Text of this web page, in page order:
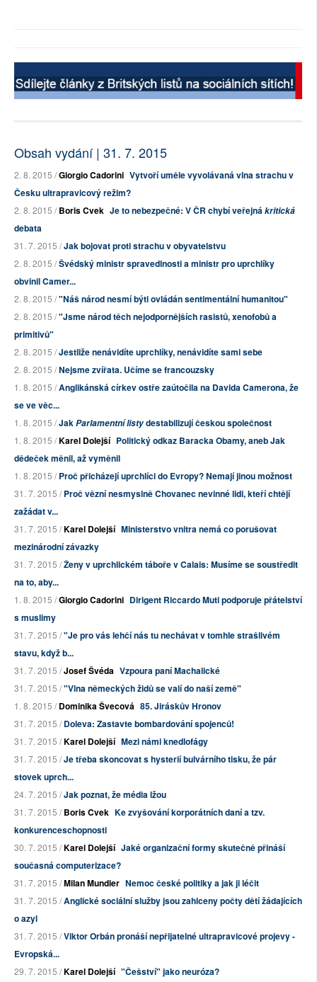
Obsah vydání | 31. 7. 2015
2. 8. 2015 /Giorgio Cadorini Vytvoří uměle vyvolávaná vlna strachu v
Česku ultrapravicový režim?
2. 8. 2015 /Boris Cvek Je to nebezpečné: V ČR chybí veřejnákritická
debata
31. 7. 2015 /Jak bojovat proti strachu v obyvatelstvu
2. 8. 2015 /Švédský ministr spravedlnosti a ministr pro uprchlíky
obvinil Camer...
2. 8. 2015 /"Náš národ nesmí býti ovládán sentimentální humanitou"
2. 8. 2015 /"Jsme národ těch nejodpornějších rasistů, xenofobů a
primitivů"
2. 8. 2015 /Jestliže nenávidíte uprchlíky, nenávidíte sami sebe
2. 8. 2015 /Nejsme zvířata. Učíme se francouzsky
1. 8. 2015 /Anglikánská církev ostře zaútočila na Davida Camerona, že
se ve věc...
1. 8. 2015 /JakParlamentní listydestabilizují českou společnost
1. 8. 2015 /Karel Dolejší Politický odkaz Baracka Obamy, aneb Jak
dědeček měnil, až vyměnil
1. 8. 2015 /Proč přicházejí uprchlíci do Evropy? Nemají jinou možnost
31. 7. 2015 /Proč vězní nesmyslně Chovanec nevinné lidi, kteří chtějí
zažádat v...
31. 7. 2015 /Karel Dolejší Ministerstvo vnitra nemá co porušovat
mezinárodní závazky
31. 7. 2015 /Ženy v uprchlickém táboře v Calais: Musíme se soustředit
na to, aby...
1. 8. 2015 /Giorgio Cadorini Dirigent Riccardo Muti podporuje přátelství
s muslimy
31. 7. 2015 /"Je pro vás lehčí nás tu nechávat v tomhle strašlivém
stavu, když b...
31. 7. 2015 /Josef Švéda Vzpoura paní Machalické
31. 7. 2015 /"Vlna německých židů se valí do naší země"
1. 8. 2015 /Dominika Švecová 85. Jiráskův Hronov
31. 7. 2015 /Doleva: Zastavte bombardování spojenců!
31. 7. 2015 /Karel Dolejší Mezi námi knedlofágy
31. 7. 2015 /Je třeba skoncovat s hysterií bulvárního tisku, že pár
stovek uprch...
24. 7. 2015 /Jak poznat, že média lžou
31. 7. 2015 /Boris Cvek Ke zvyšování korporátních daní a tzv.
konkurenceschopnosti
30. 7. 2015 /Karel Dolejší Jaké organizační formy skutečně přináší
současná computerizace?
31. 7. 2015 /Milan Mundier Nemoc české politiky a jak ji léčit
31. 7. 2015 /Anglické sociální služby jsou zahlceny počty dětí žádajících
o azyl
31. 7. 2015 /Viktor Orbán pronáší nepřijatelné ultrapravicové projevy -
Evropská...
29. 7. 2015 /Karel Dolejší "Češství" jako neuróza?